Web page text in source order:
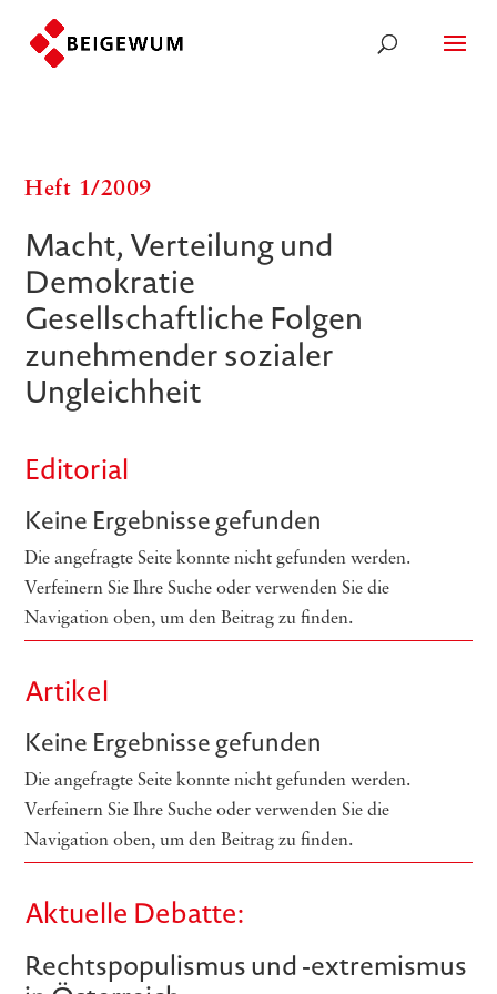
Heft 1/​​2009
Macht, Verteilung und
Demokratie
Gesellschaftliche Folgen
zunehmender sozialer
Ungleichheit
Editorial
Keine Ergebnisse gefunden
Die angefragte Seite konnte nicht gefunden werden.
Verfeinern Sie Ihre Suche oder verwenden Sie die
Navigation oben, um den Beitrag zu finden.
Artikel
Keine Ergebnisse gefunden
Die angefragte Seite konnte nicht gefunden werden.
Verfeinern Sie Ihre Suche oder verwenden Sie die
Navigation oben, um den Beitrag zu finden.
Aktuelle Debatte:
Rechts­po­pu­lis­mus und ‑extre­mis­mus